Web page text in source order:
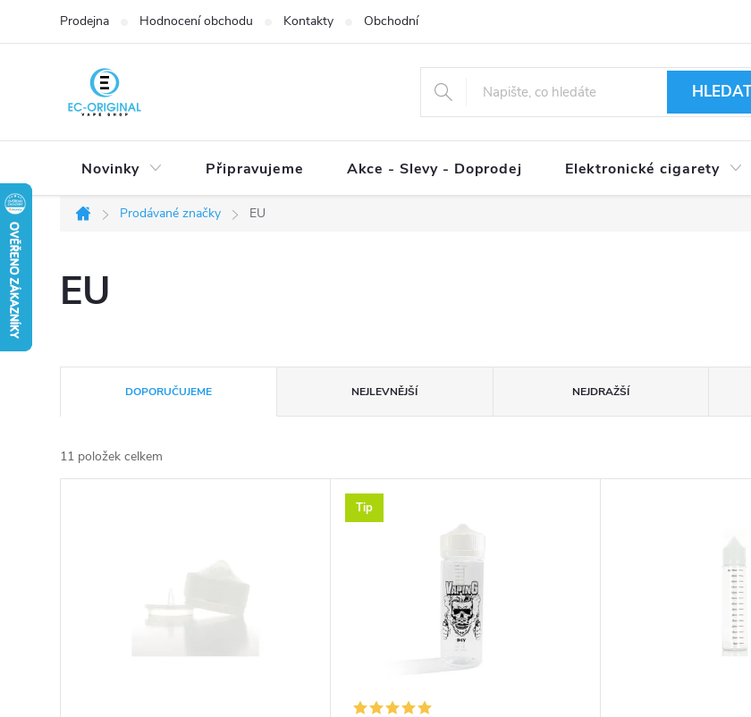
Prodejna Hodnocení obchodu Kontakty Obchodní podmínky
Novinky Připravujeme Akce - Slevy - Doprodej Elektronické cigarety
Domů
Prodávané značky EU
EU
e
n
DOPORUČUJEME NEJLEVNĚJŠÍ NEJDRAŽŠÍ
11 položek celkem
Tip